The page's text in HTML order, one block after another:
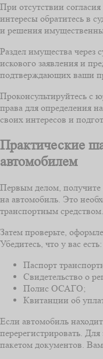
При отсутствии
интересы обратитесь в
и решения
Раздел имущества через
искового заявления и
подтверждающих ваши
Проконсультируйтесь с
права для определения
своих интересов и
Практические
автомобилем
Первым делом, получите
на автомобиль. Это
транспортным средством.
Затем проверьте,
Убедитесь, что у вас есть:
Паспорт
Свидетельство о
Полис ОСАГО;
Квитанции об
Если автомобиль
перерегистрировать.
пакетом документов. Вам